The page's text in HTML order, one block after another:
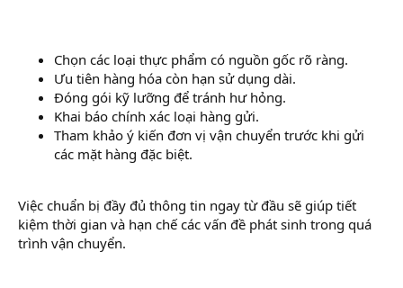
Chọn các loại thực phẩm có nguồn gốc rõ ràng.
Ưu tiên hàng hóa còn hạn sử dụng dài.
Đóng gói kỹ lưỡng để tránh hư hỏng.
Khai báo chính xác loại hàng gửi.
Tham khảo ý kiến đơn vị vận chuyển trước khi gửi
các mặt hàng đặc biệt.
Việc chuẩn bị đầy đủ thông tin ngay từ đầu sẽ giúp tiết
kiệm thời gian và hạn chế các vấn đề phát sinh trong quá
trình vận chuyển.